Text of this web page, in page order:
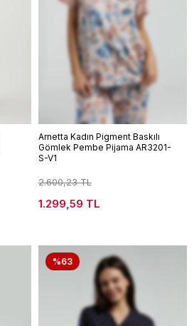
Arnetta Kadın Pigment Baskılı
Gömlek Pembe Pijama AR3201-
S-V1
2.600,23 TL
1.299,59 TL
%63